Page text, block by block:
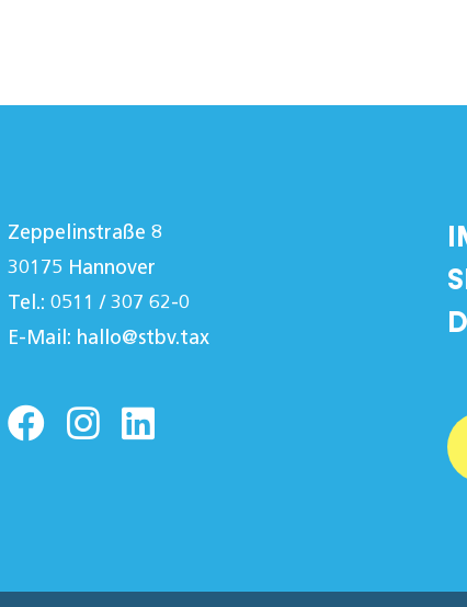
Zeppelinstraße 8
30175 Hannover
Tel.: 0511 / 307 62-0
E-Mail: hallo@stbv.tax